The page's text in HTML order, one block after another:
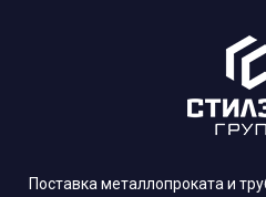
Поставка металлопроката и